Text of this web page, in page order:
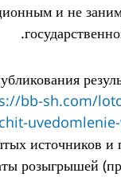
и не
bb-sh.com/
источников
розыгрышей